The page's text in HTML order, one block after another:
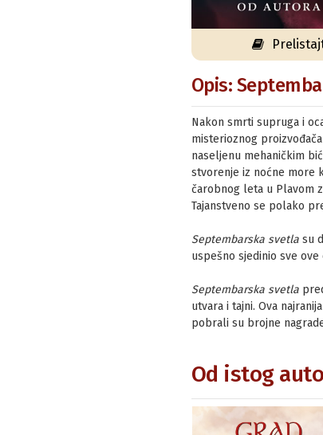
Opis:
Nakon smrti supruga i
misterioznog
naseljenu mehaničkim
stvorenje iz noćne more
čarobnog leta u Plavom
Tajanstveno se polako
Septembarska svetla su
uspešno sjedinio sve
Septembarska svetla
utvara i tajni. Ova
pobrali su brojne
Od istog